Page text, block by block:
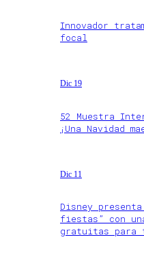
Innovador
focal
Dic 19
52 Muestra
¡Una Navidad
Dic 11
Disney
fiestas” con
gratuitas para